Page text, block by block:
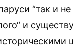
“так и
и